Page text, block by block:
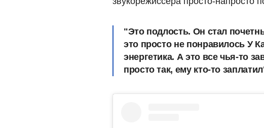
"Это подлость. Он стал
это просто не понравилось У
энергетика. А это все чья-то
просто так, ему кто-то